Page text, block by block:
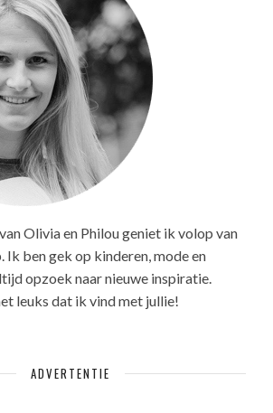
Olivia en Philou geniet ik volop van
Ik ben gek op kinderen, mode en
opzoek naar nieuwe inspiratie.
leuks dat ik vind met jullie!
ADVERTENTIE